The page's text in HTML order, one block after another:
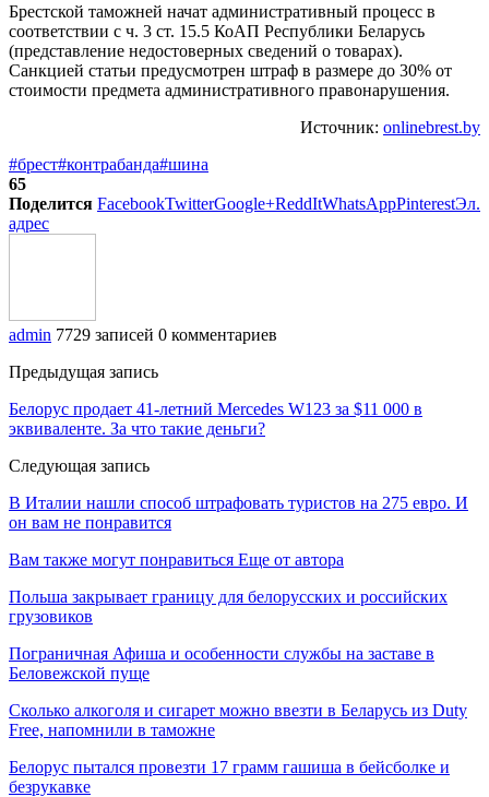
Брестской таможней начат административный процесс в
соответствии с ч. 3 ст. 15.5 КоАП Республики Беларусь
(представление недостоверных сведений о товарах).
Санкцией статьи предусмотрен штраф в размере до 30% от
стоимости предмета административного правонарушения.
Источник: onlinebrest.by
#брест#контрабанда#шина
65
Поделится FacebookTwitterGoogle+ReddItWhatsAppPinterestЭл.
адрес
admin 7729 записей 0 комментариев
Предыдущая запись
Белорус продает 41-летний Mercedes W123 за $11 000 в
эквиваленте. За что такие деньги?
Следующая запись
В Италии нашли способ штрафовать туристов на 275 евро. И
он вам не понравится
Вам также могут понравиться Еще от автора
Польша закрывает границу для белорусских и российских
грузовиков
Пограничная Афиша и особенности службы на заставе в
Беловежской пуще
Сколько алкоголя и сигарет можно ввезти в Беларусь из Duty
Free, напомнили в таможне
Белорус пытался провезти 17 грамм гашиша в бейсболке и
безрукавке